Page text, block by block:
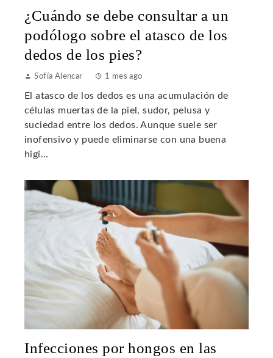
¿Cuándo se debe consultar a un
podólogo sobre el atasco de los
dedos de los pies?
Sofía Alencar 1 mes ago
El atasco de los dedos es una acumulación de
células muertas de la piel, sudor, pelusa y
suciedad entre los dedos. Aunque suele ser
inofensivo y puede eliminarse con una buena
higi...
Infecciones por hongos en las